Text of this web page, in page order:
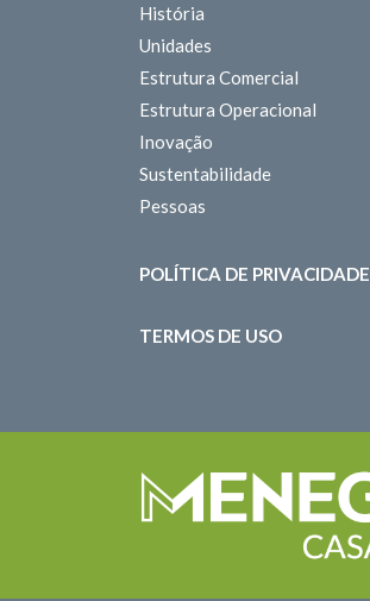
História
Unidades
Estrutura Comercial
Estrutura Operacional
Inovação
Sustentabilidade
Pessoas
POLÍTICA DE PRIVACIDADE
TERMOS DE USO